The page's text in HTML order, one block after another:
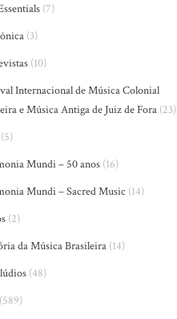
(7)
(3)
(10)
Internacional de Música Colonial
e Música Antiga de Juiz de Fora (23)
(5)
Mundi – 50 anos (16)
Mundi – Sacred Music (14)
(2)
da Música Brasileira (14)
(48)
(589)